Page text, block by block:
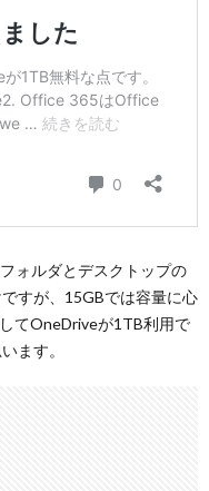
ォルダとデスクトップの
すが、15GBでは容量に心
てOneDriveが1TB利用で
ます。